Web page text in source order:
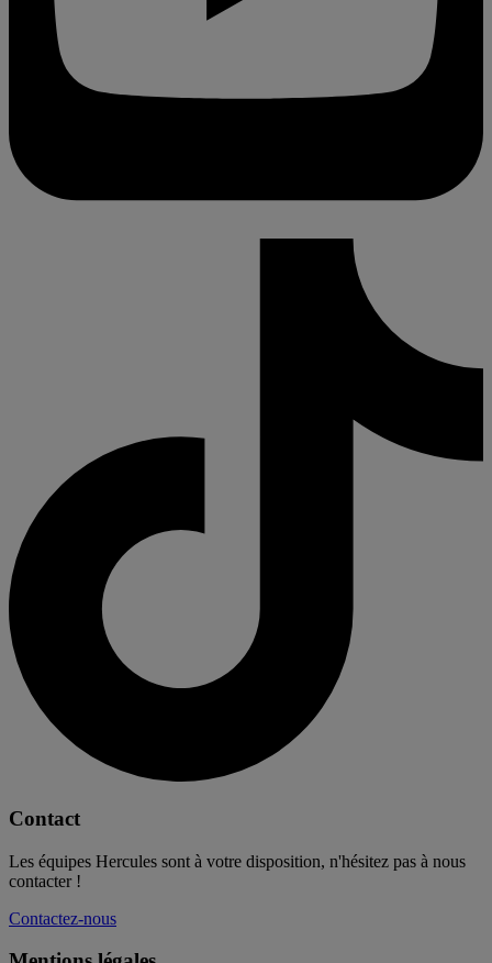
Contact
Les équipes Hercules sont à votre disposition, n'hésitez pas à nous
contacter !
Contactez-nous